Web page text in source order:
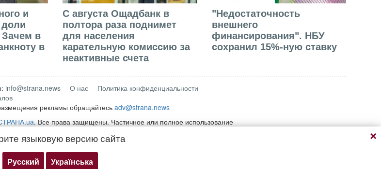
и
доли
в
в
С августа Ощадбанк в
полтора раза поднимет
для населения
карательную комиссию за
неактивные счета
"Недостаточность
внешнего
финансирования". НБУ
сохранил 15%-ную ставку
info@strana.news О нас
Политика конфиденциальности
рекламы обращайтесьadv@strana.news
. Все права защищены. Частичное или полное использование
систем гиперссылки на непосредственный адрес материала на
публикация, перепечатка или воспроизведение информации,
языковую версию сайта
Русский Українська